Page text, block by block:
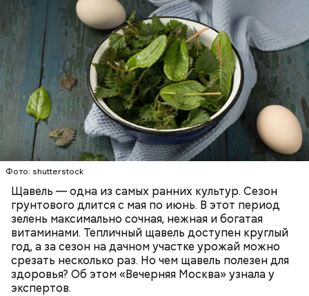
Фото: shutterstock
Щавель — одна из самых ранних культур. Сезон
грунтового длится с мая по июнь. В этот период
зелень максимально сочная, нежная и богатая
витаминами. Тепличный щавель доступен круглый
год, а за сезон на дачном участке урожай можно
срезать несколько раз. Но чем щавель полезен для
здоровья? Об этом «Вечерняя Москва» узнала у
экспертов.
Опасность же щавеля состоит в том, что он
содержит большое количество щавелевой кислоты,
которая может способствовать образованию
ЗДОРОВЬЕ ВРАЧИ
РАСТЕНИЯ
ПРОДУКТЫ